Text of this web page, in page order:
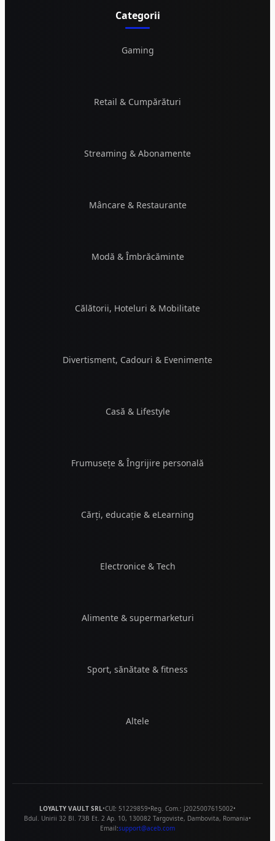
Categorii
Gaming
Retail & Cumpărături
Streaming & Abonamente
Mâncare & Restaurante
Modă & Îmbrăcăminte
Călătorii, Hoteluri & Mobilitate
Divertisment, Cadouri & Evenimente
Casă & Lifestyle
Frumusețe & Îngrijire personală
Cărți, educație & eLearning
Electronice & Tech
Alimente & supermarketuri
Sport, sănătate & fitness
Altele
LOYALTY VAULT SRL•CUI: 51229859•Reg. Com.: J2025007615002•
Bdul. Unirii 32 Bl. 73B Et. 2 Ap. 10, 130082 Targoviste, Dambovita, Romania•
Email:support@aceb.com